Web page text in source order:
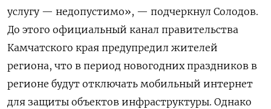
услугу — недопустимо», — подчеркнул Солодов.
До этого официальный канал правительства
Камчатского края предупредил жителей
региона, что в период новогодних праздников в
регионе будут отключать мобильный интернет
для защиты объектов инфраструктуры. Однако